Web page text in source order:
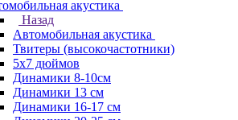
акустика
Назад
Автомобильная акустика
Твитеры (высокочастотники)
5x7 дюймов
Динамики 8-10см
Динамики 13 см
Динамики 16-17 см